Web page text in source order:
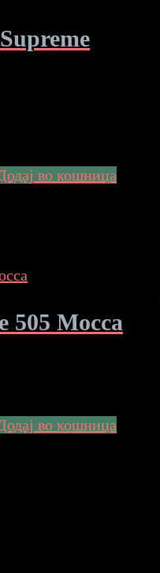
во кошница
505 Mocca
во кошница